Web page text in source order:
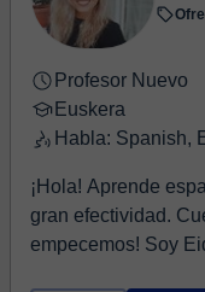
Profesor Nuevo
Euskera
Habla: Spanish,
¡Hola! Aprende
gran efectividad.